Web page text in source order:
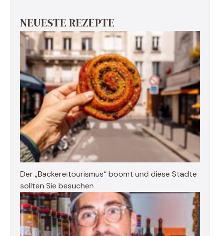
NEUESTE REZEPTE
Der „Bäckereitourismus“ boomt und diese Städte
sollten Sie besuchen